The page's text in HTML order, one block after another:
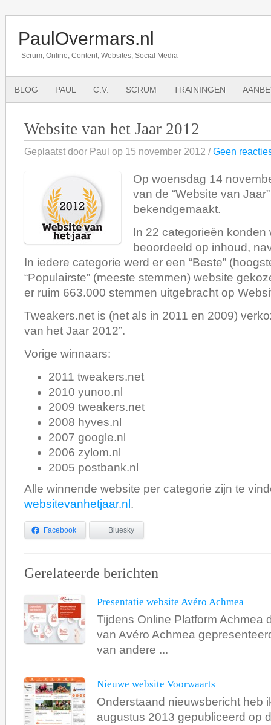
PaulOvermars.nl
Scrum, Online, Content, Websites, Social Media
BLOG PAUL C.V. SCRUM TRAININGEN
Website van het Jaar 2012
Geplaatst door Paul op 15 november 2012 /Geen
Op woensdag 14
van de “Website van
bekendgemaakt.
In 22 categorieën konden
beoordeeld op inhoud,
In iedere categorie werd er een “Beste”
“Populairste” (meeste stemmen) website
er ruim 663.000 stemmen uitgebracht op
Tweakers.net is (net als in 2011 en 2009)
van het Jaar 2012”.
Vorige winnaars:
2011 tweakers.net
2010 yunoo.nl
2009 tweakers.net
2008 hyves.nl
2007 google.nl
2006 zylom.nl
2005 postbank.nl
Alle winnende website per categorie zijn te
websitevanhetjaar.nl .
Facebook Bluesky
Gerelateerde berichten
Presentatie website Avéro Achmea
Tijdens Online Platform Achmea
van Avéro Achmea
van andere ...
Nieuwe website Voorwaarts
Onderstaand nieuwsbericht heb
augustus 2013 gepubliceerd op